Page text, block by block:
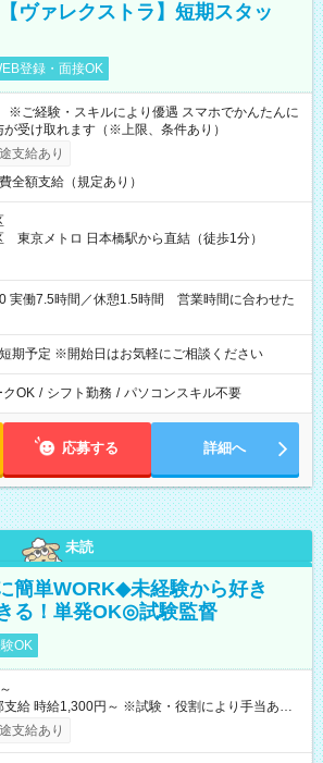
ヴァレクストラ】短期スタッ
登録・面接OK
ご経験・スキルにより優遇 スマホでかんたんに
受け取れます（※上限、条件あり）
支給あり
全額支給（規定あり）
東京メトロ 日本橋駅から直結（徒歩1分）
た
期予定 ※開始日はお気軽にご相談ください
クOK / シフト勤務 / パソコンスキル不要
応募する 詳細へ
未読
簡単WORK◆未経験から好き
る！単発OK◎試験監督
OK
により手当あり
より昇給あり 【即給（前払い）オプションあ
れる場合、勤務から1週間ほどで給与の一部を受け
支給あり